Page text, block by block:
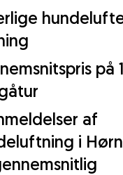
på
af
i